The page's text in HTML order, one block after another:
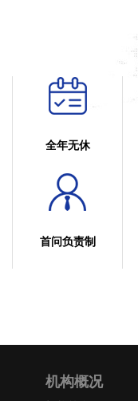
全年无休
首问负责制
机构概况